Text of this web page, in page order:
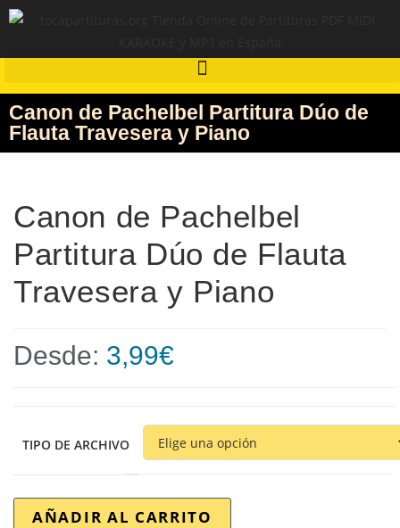
Canon de Pachelbel Partitura Dúo de
Flauta Travesera y Piano
Canon de Pachelbel
Partitura Dúo de Flauta
Travesera y Piano
Desde: 3,99€
TIPO DE ARCHIVO
AÑADIR AL CARRITO